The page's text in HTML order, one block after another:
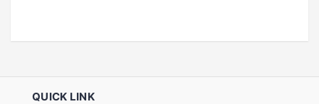
QUICK LINK